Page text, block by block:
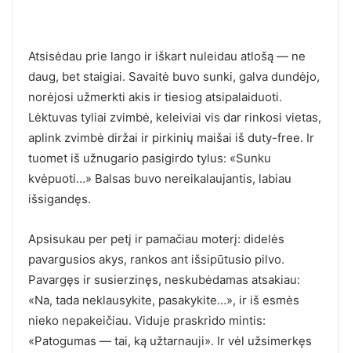
Atsisėdau prie lango ir iškart nuleidau atlošą — ne
daug, bet staigiai. Savaitė buvo sunki, galva dundėjo,
norėjosi užmerkti akis ir tiesiog atsipalaiduoti.
Lėktuvas tyliai zvimbė, keleiviai vis dar rinkosi vietas,
aplink zvimbė diržai ir pirkinių maišai iš duty-free. Ir
tuomet iš užnugario pasigirdo tylus: «Sunku
kvėpuoti…» Balsas buvo nereikalaujantis, labiau
išsigandęs.
Apsisukau per petį ir pamačiau moterį: didelės
pavargusios akys, rankos ant išsipūtusio pilvo.
Pavargęs ir susierzinęs, neskubėdamas atsakiau:
«Na, tada neklausykite, pasakykite…», ir iš esmės
nieko nepakeičiau. Viduje praskrido mintis:
«Patogumas — tai, ką užtarnauji». Ir vėl užsimerkęs